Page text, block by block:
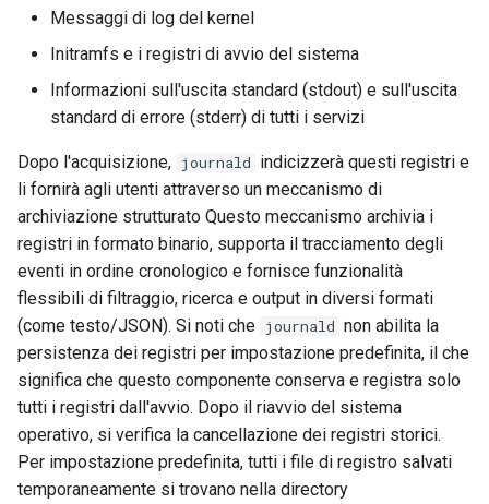
Messaggi di log del kernel
Initramfs e i registri di avvio del sistema
Informazioni sull'uscita standard (stdout) e sull'uscita
standard di errore (stderr) di tutti i servizi
Dopo l'acquisizione, journald indicizzerà questi registri e
li fornirà agli utenti attraverso un meccanismo di
archiviazione strutturato Questo meccanismo archivia i
registri in formato binario, supporta il tracciamento degli
eventi in ordine cronologico e fornisce funzionalità
flessibili di filtraggio, ricerca e output in diversi formati
(come testo/JSON). Si noti che journald non abilita la
persistenza dei registri per impostazione predefinita, il che
significa che questo componente conserva e registra solo
tutti i registri dall'avvio. Dopo il riavvio del sistema
operativo, si verifica la cancellazione dei registri storici.
Per impostazione predefinita, tutti i file di registro salvati
temporaneamente si trovano nella directory